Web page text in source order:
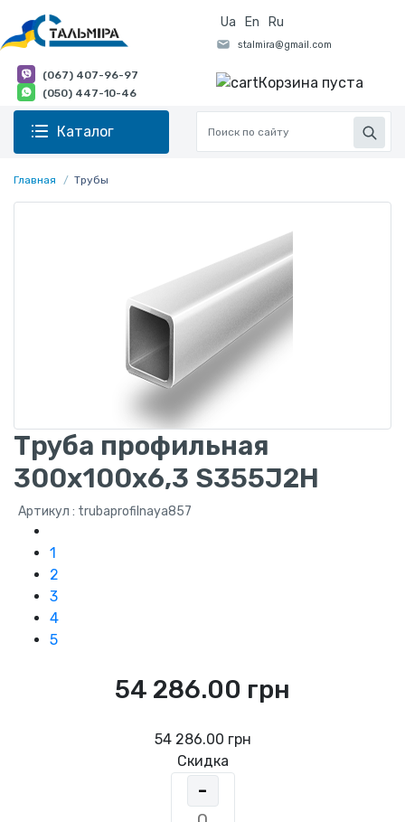
Ua En Ru
(067) 407-96-97
(050) 447-10-46
Корзина пуста
Каталог
Главная Трубы
Труба профильная
300х100х6,3 S355J2H
Артикул : trubaprofilnaya857
1
2
3
4
5
54 286.00 грн
54 286.00 грн
Скидка
-